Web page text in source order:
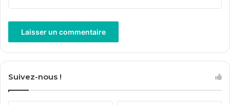
tSuivez-nous !